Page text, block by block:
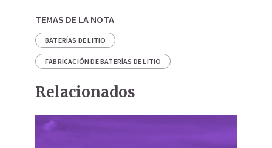
TEMAS DE LA NOTA
BATERÍAS DE LITIO
FABRICACIÓN DE BATERÍAS DE LITIO
Relacionados